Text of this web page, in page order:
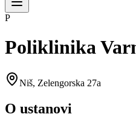
P
Poliklinika
Niš, Zelengorska 27a
O ustanovi